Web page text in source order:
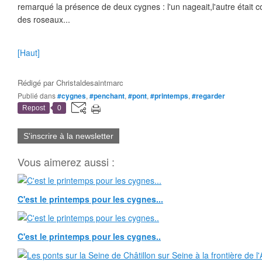
remarqué la présence de deux cygnes : l'un nageait,l'autre était
des roseaux...
[Haut]
Rédigé parChristaldesaintmarc
Publié dans#cygnes, #penchant, #pont, #printemps, #regarder
Repost 0
S'inscrire à la newsletter
Vous aimerez aussi :
C'est le printemps pour les cygnes...
C'est le printemps pour les cygnes..